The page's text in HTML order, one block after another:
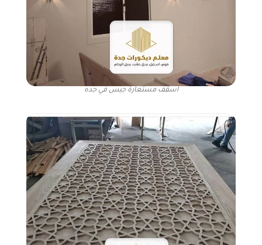
اسقف مستعارة جبس في جده